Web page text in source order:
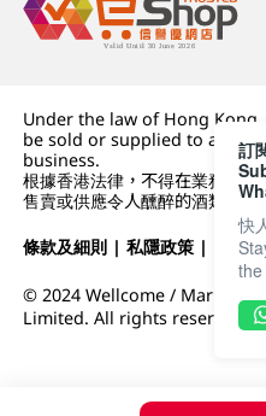
Under the law of Hong
be sold or supplied to a
business.
根據香港法律，不得在業務過程
售賣或供應令人醺醉的酒類。
條款及細則 |私隱政策 | DFI
© 2024 Wellcome / Market
Limited. All rights reserved.
訂
快